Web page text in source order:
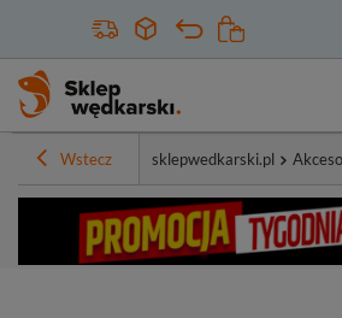
Wstecz sklepwedkarski.pl